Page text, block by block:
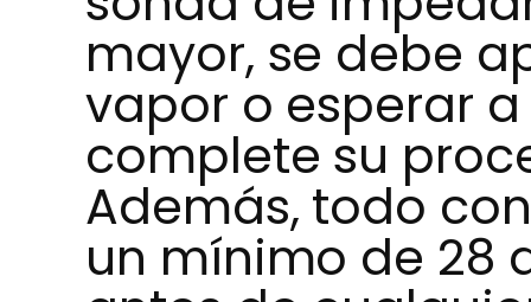
mayor, se debe
vapor o esperar
complete su
Además, todo
un mínimo de 28